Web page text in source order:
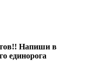
Напиши в
единорога